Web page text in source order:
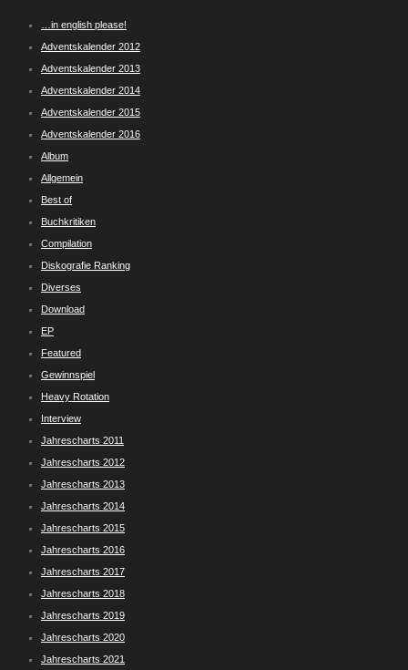
…in english please!
Adventskalender 2012
Adventskalender 2013
Adventskalender 2014
Adventskalender 2015
Adventskalender 2016
Album
Allgemein
Best of
Buchkritiken
Compilation
Diskografie Ranking
Diverses
Download
EP
Featured
Gewinnspiel
Heavy Rotation
Interview
Jahrescharts 2011
Jahrescharts 2012
Jahrescharts 2013
Jahrescharts 2014
Jahrescharts 2015
Jahrescharts 2016
Jahrescharts 2017
Jahrescharts 2018
Jahrescharts 2019
Jahrescharts 2020
Jahrescharts 2021